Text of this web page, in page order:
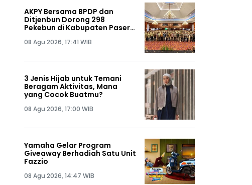
AKPY Bersama BPDP dan
Ditjenbun Dorong 298
Pekebun di Kabupaten Paser
Sawit
08 Agu 2026, 17:41 WIB
3 Jenis Hijab untuk Temani
Beragam Aktivitas, Mana
yang Cocok Buatmu?
08 Agu 2026, 17:00 WIB
Yamaha Gelar Program
Giveaway Berhadiah Satu Unit
Fazzio
08 Agu 2026, 14:47 WIB